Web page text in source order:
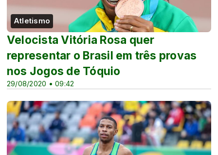
Atletismo
29/08/2020 • 09:42
Velocista Vitória Rosa quer
representar o Brasil em três provas
nos Jogos de Tóquio